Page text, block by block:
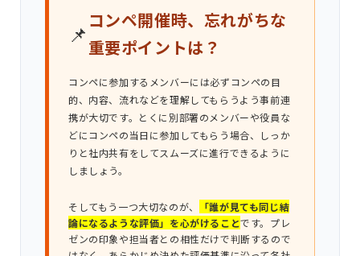
📌 コンペ開催時、忘れがちな
重要ポイントは？
コンペに参加するメンバーには必ずコンペの目
的、内容、流れなどを理解してもらうよう事前連
携が大切です。とくに別部署のメンバーや役員な
どにコンペの当日に参加してもらう場合、しっか
りと社内共有をしてスムーズに進行できるように
しましょう。
そしてもう一つ大切なのが、
「誰が見ても同じ結
論になるような評価」を心がけることです。プレ
ゼンの印象や担当者との相性だけで判断するので